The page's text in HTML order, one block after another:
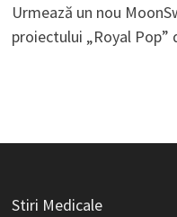
Urmează un nou
proiectului „Royal Pop”
Stiri Medicale